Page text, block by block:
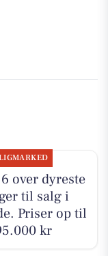
over dyreste
til salg i
Priser op til
kr